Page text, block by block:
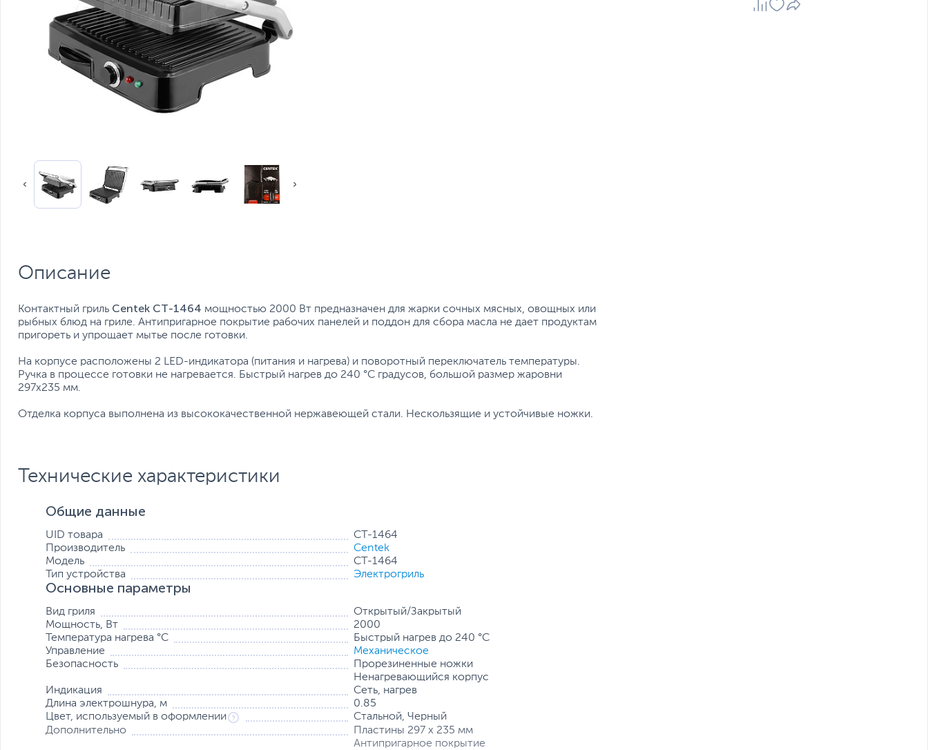
Описание
Контактный гриль Centek CT-1464 мощностью 2000 Вт предназначен для жарки сочных мясных, овощных или
рыбных блюд на гриле. Антипригарное покрытие рабочих панелей и поддон для сбора масла не дает продуктам
пригореть и упрощает мытье после готовки.
На корпусе расположены 2 LED-индикатора (питания и нагрева) и поворотный переключатель температуры.
Ручка в процессе готовки не нагревается. Быстрый нагрев до 240 °C градусов, большой размер жаровни
297х235 мм.
Отделка корпуса выполнена из высококачественной нержавеющей стали. Нескользящие и устойчивые ножки.
Технические характеристики
Общие данные
UID товара
CT-1464
Производитель
Centek
Модель
CT-1464
Тип устройства
Электрогриль
Основные параметры
Вид гриля
Открытый/Закрытый
Мощность, Вт
2000
Температура нагрева °С
Быстрый нагрев до 240 °C
Управление
Механическое
Безопасность
Прорезиненные ножки
Ненагревающийся корпус
Индикация
Сеть, нагрев
Длина электрошнура, м
0.85
Цвет, используемый в оформлении
Стальной, Черный
Дополнительно
Пластины 297 х 235 мм
Антипригарное покрытие